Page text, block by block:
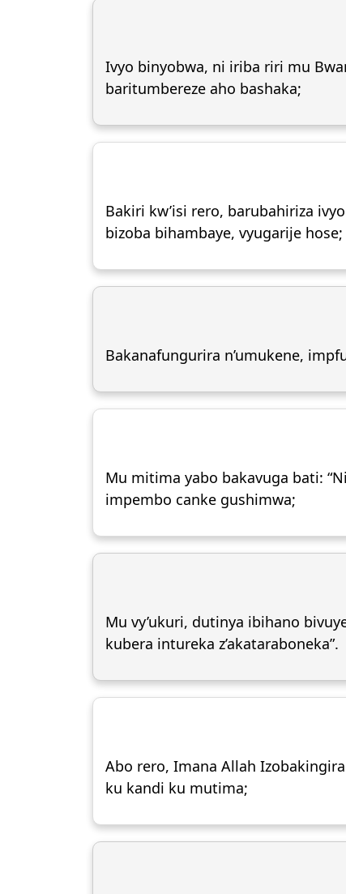
Ivyo binyobwa, ni iriba riri mu
baritumbereze aho bashaka;
Bakiri kw’isi rero, barubahiriza
bizoba bihambaye, vyugarije hose;
Bakanafungurira n’umukene,
Mu mitima yabo bakavuga bati:
impembo canke gushimwa;
Mu vy’ukuri, dutinya ibihano
kubera intureka z’akataraboneka”.
Abo rero, Imana Allah
ku kandi ku mutima;